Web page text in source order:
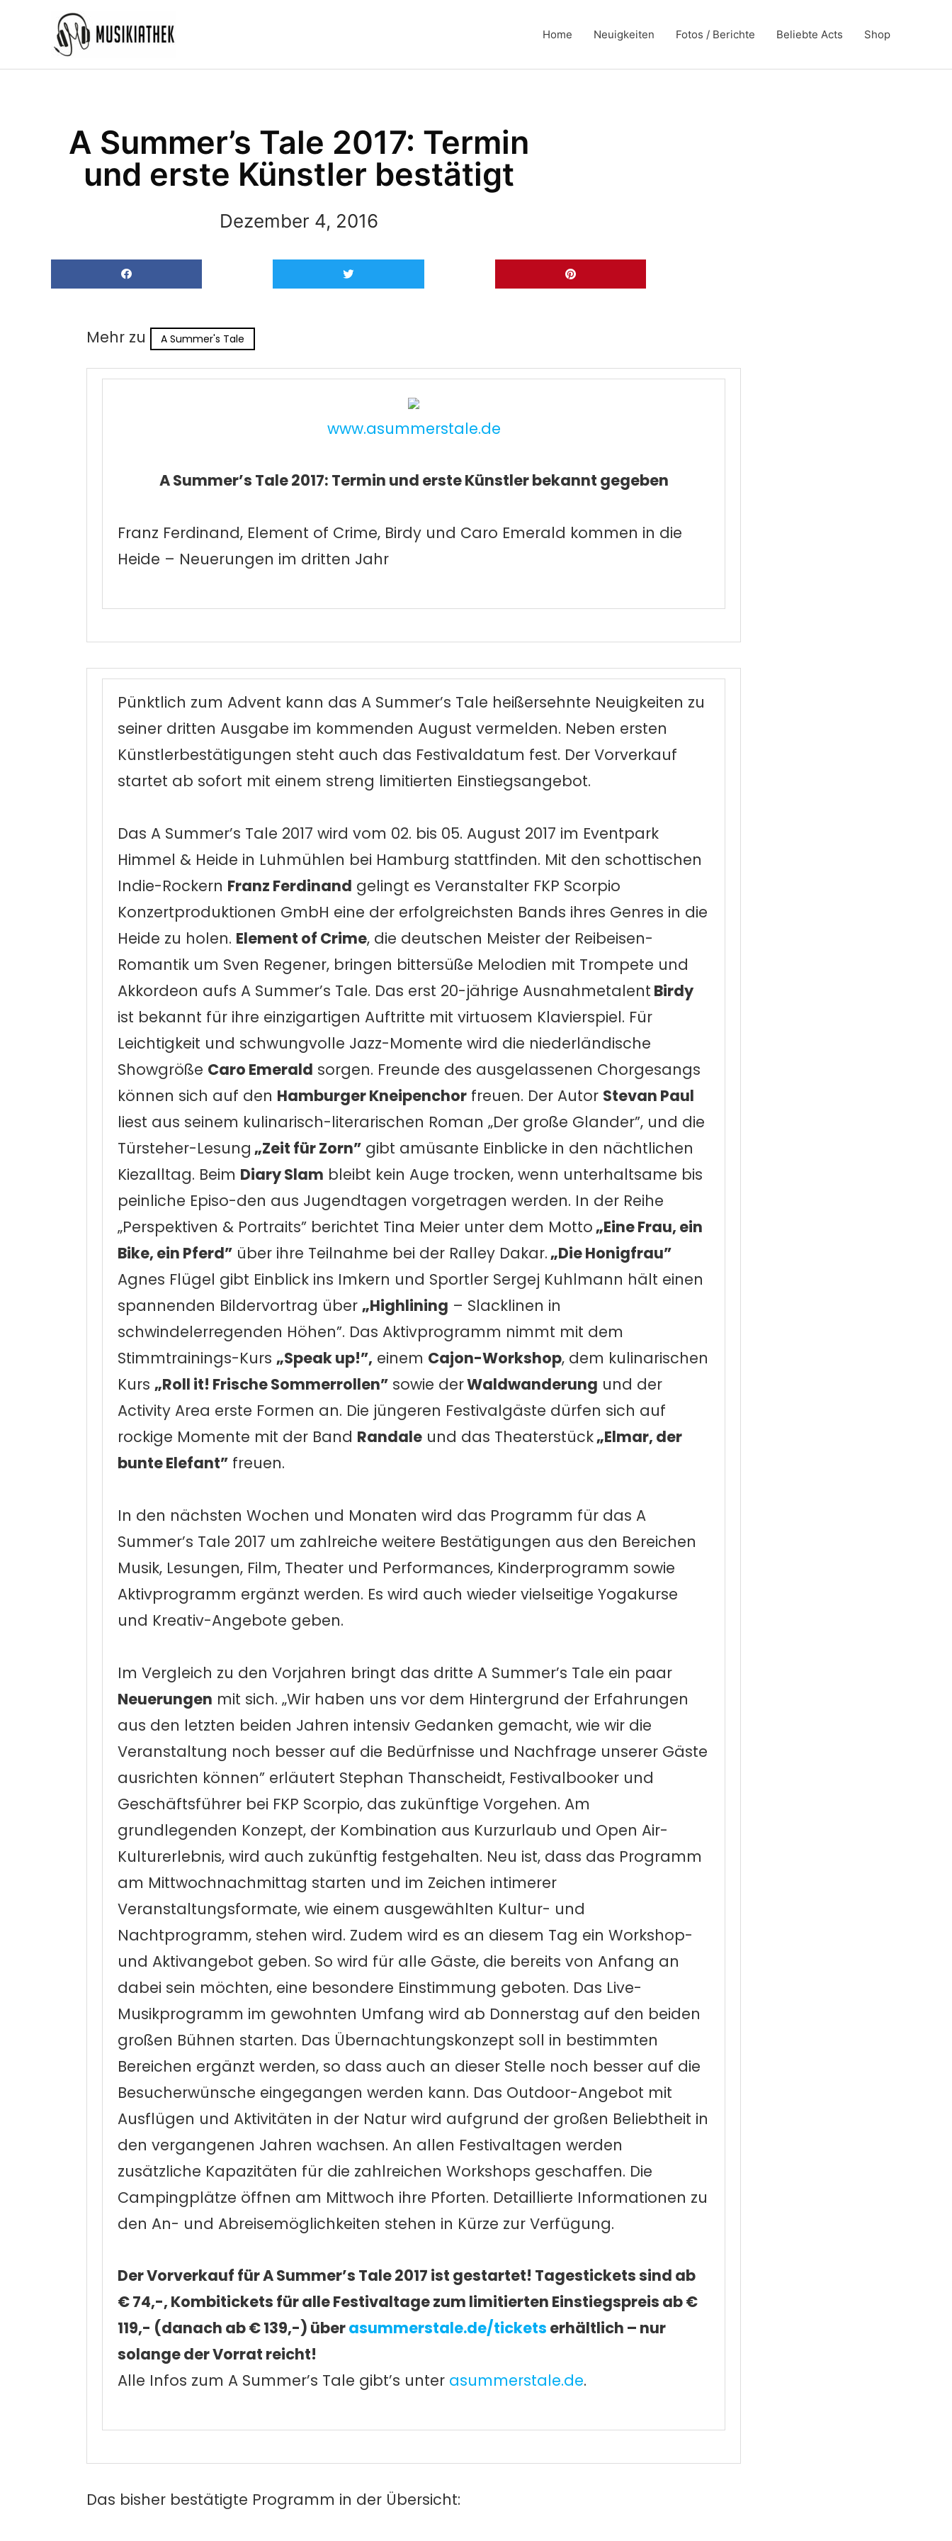
Home Neuigkeiten Fotos / Berichte Beliebte Acts Shop
A Summer’s Tale 2017: Termin
und erste Künstler bestätigt
Dezember 4, 2016
Mehr zu A Summer's Tale
www.asummerstale.de
A Summer’s Tale 2017: Termin und erste Künstler bekannt gegeben
Franz Ferdinand, Element of Crime, Birdy und Caro Emerald kommen in die
Heide – Neuerungen im dritten Jahr
Pünktlich zum Advent kann das A Summer’s Tale heißersehnte Neuigkeiten zu
seiner dritten Ausgabe im kommenden August vermelden. Neben ersten
Künstlerbestätigungen steht auch das Festivaldatum fest. Der Vorverkauf
startet ab sofort mit einem streng limitierten Einstiegsangebot.
Das A Summer’s Tale 2017 wird vom 02. bis 05. August 2017 im Eventpark
Himmel & Heide in Luhmühlen bei Hamburg stattfinden. Mit den schottischen
Indie-Rockern Franz Ferdinand gelingt es Veranstalter FKP Scorpio
Konzertproduktionen GmbH eine der erfolgreichsten Bands ihres Genres in die
Heide zu holen. Element of Crime, die deutschen Meister der Reibeisen-
Romantik um Sven Regener, bringen bittersüße Melodien mit Trompete und
Akkordeon aufs A Summer’s Tale. Das erst 20-jährige Ausnahmetalent Birdy
ist bekannt für ihre einzigartigen Auftritte mit virtuosem Klavierspiel. Für
Leichtigkeit und schwungvolle Jazz-Momente wird die niederländische
Showgröße Caro Emerald sorgen. Freunde des ausgelassenen Chorgesangs
können sich auf den Hamburger Kneipenchor freuen. Der Autor Stevan Paul
liest aus seinem kulinarisch-literarischen Roman „Der große Glander”, und die
Türsteher-Lesung „Zeit für Zorn” gibt amüsante Einblicke in den nächtlichen
Kiezalltag. Beim Diary Slam bleibt kein Auge trocken, wenn unterhaltsame bis
peinliche Episo-den aus Jugendtagen vorgetragen werden. In der Reihe
„Perspektiven & Portraits” berichtet Tina Meier unter dem Motto„Eine Frau, ein
Bike, ein Pferd” über ihre Teilnahme bei der Ralley Dakar.„Die Honigfrau”
Agnes Flügel gibt Einblick ins Imkern und Sportler Sergej Kuhlmann hält einen
spannenden Bildervortrag über „Highlining – Slacklinen in
schwindelerregenden Höhen”. Das Aktivprogramm nimmt mit dem
Stimmtrainings-Kurs „Speak up!”, einem Cajon-Workshop, dem kulinarischen
Kurs „Roll it! Frische Sommerrollen” sowie derWaldwanderung und der
Activity Area erste Formen an. Die jüngeren Festivalgäste dürfen sich auf
rockige Momente mit der Band Randale und das Theaterstück„Elmar, der
bunte Elefant” freuen.
In den nächsten Wochen und Monaten wird das Programm für das A
Summer’s Tale 2017 um zahlreiche weitere Bestätigungen aus den Bereichen
Musik, Lesungen, Film, Theater und Performances, Kinderprogramm sowie
Aktivprogramm ergänzt werden. Es wird auch wieder vielseitige Yogakurse
und Kreativ-Angebote geben.
Im Vergleich zu den Vorjahren bringt das dritte A Summer’s Tale ein paar
Neuerungen mit sich. „Wir haben uns vor dem Hintergrund der Erfahrungen
aus den letzten beiden Jahren intensiv Gedanken gemacht, wie wir die
Veranstaltung noch besser auf die Bedürfnisse und Nachfrage unserer Gäste
ausrichten können” erläutert Stephan Thanscheidt, Festivalbooker und
Geschäftsführer bei FKP Scorpio, das zukünftige Vorgehen. Am
grundlegenden Konzept, der Kombination aus Kurzurlaub und Open Air-
Kulturerlebnis, wird auch zukünftig festgehalten. Neu ist, dass das Programm
am Mittwochnachmittag starten und im Zeichen intimerer
Veranstaltungsformate, wie einem ausgewählten Kultur- und
Nachtprogramm, stehen wird. Zudem wird es an diesem Tag ein Workshop-
und Aktivangebot geben. So wird für alle Gäste, die bereits von Anfang an
dabei sein möchten, eine besondere Einstimmung geboten. Das Live-
Musikprogramm im gewohnten Umfang wird ab Donnerstag auf den beiden
großen Bühnen starten. Das Übernachtungskonzept soll in bestimmten
Bereichen ergänzt werden, so dass auch an dieser Stelle noch besser auf die
Besucherwünsche eingegangen werden kann. Das Outdoor-Angebot mit
Ausflügen und Aktivitäten in der Natur wird aufgrund der großen Beliebtheit in
den vergangenen Jahren wachsen. An allen Festivaltagen werden
zusätzliche Kapazitäten für die zahlreichen Workshops geschaffen. Die
Campingplätze öffnen am Mittwoch ihre Pforten. Detaillierte Informationen zu
den An- und Abreisemöglichkeiten stehen in Kürze zur Verfügung.
Der Vorverkauf für A Summer’s Tale 2017 ist gestartet! Tagestickets sind ab
€ 74,-, Kombitickets für alle Festivaltage zum limitierten Einstiegspreis ab €
119,- (danach ab € 139,-) überasummerstale.de/tickets erhältlich – nur
solange der Vorrat reicht!
Alle Infos zum A Summer’s Tale gibt’s unter asummerstale.de.
Das bisher bestätigte Programm in der Übersicht: